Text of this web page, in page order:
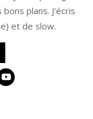
plans. J'écris
et de slow.